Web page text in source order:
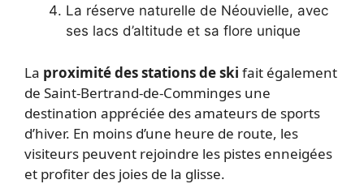
La réserve naturelle de Néouvielle, avec
ses lacs d’altitude et sa flore unique
La proximité des stations de ski fait également
de Saint-Bertrand-de-Comminges une
destination appréciée des amateurs de sports
d’hiver. En moins d’une heure de route, les
visiteurs peuvent rejoindre les pistes enneigées
et profiter des joies de la glisse.